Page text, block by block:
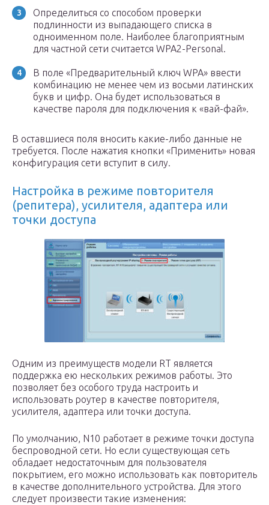
Определиться со способом проверки
подлинности из выпадающего списка в
одноименном поле. Наиболее благоприятным
для частной сети считается WPA2-Personal.
В поле «Предварительный ключ WPA» ввести
комбинацию не менее чем из восьми латинских
букв и цифр. Она будет использоваться в
качестве пароля для подключения к «вай-фай».
В оставшиеся поля вносить какие-либо данные не
требуется. После нажатия кнопки «Применить» новая
конфигурация сети вступит в силу.
Настройка в режиме повторителя
(репитера), усилителя, адаптера или
точки доступа
Одним из преимуществ модели RT является
поддержка ею нескольких режимов работы. Это
позволяет без особого труда настроить и
использовать роутер в качестве повторителя,
усилителя, адаптера или точки доступа.
По умолчанию, N10 работает в режиме точки доступа
беспроводной сети. Но если существующая сеть
обладает недостаточным для пользователя
покрытием, его можно использовать как повторитель
в качестве дополнительного устройства. Для этого
следует произвести такие изменения: